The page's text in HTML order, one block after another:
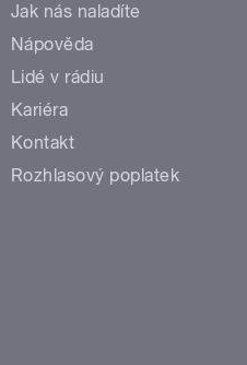
Jak nás naladíte
Nápověda
Lidé v rádiu
Kariéra
Kontakt
Rozhlasový poplatek